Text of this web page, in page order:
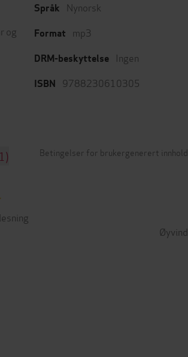
og
Språk Nynorsk
Format mp3
DRM-beskyttelse Ingen
ISBN 9788230610305
Betingelser for brukergenerert innhold
Øyvind